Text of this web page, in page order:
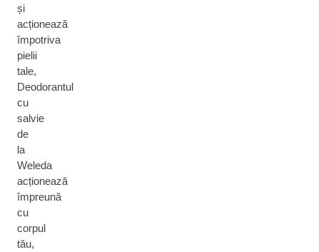
și
acționează
împotriva
pielii
tale,
Deodorantul
cu
salvie
de
la
Weleda
acționează
împreună
cu
corpul
tău,